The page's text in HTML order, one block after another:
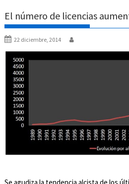
El número de licencias
22 diciembre, 2014